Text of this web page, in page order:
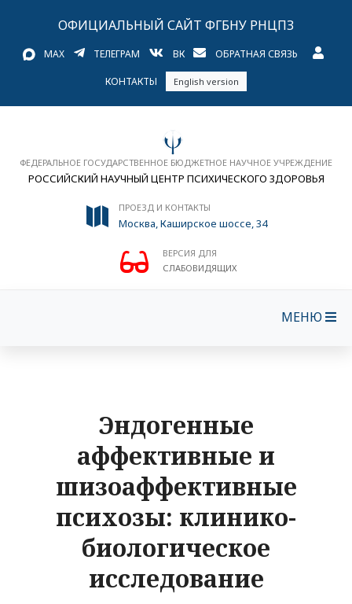
ОФИЦИАЛЬНЫЙ САЙТ ФГБНУ РНЦПЗ
MAX ТЕЛЕГРАМ ВК ОБРАТНАЯ СВЯЗЬ
КОНТАКТЫ English version
ФЕДЕРАЛЬНОЕ ГОСУДАРСТВЕННОЕ БЮДЖЕТНОЕ НАУЧНОЕ УЧРЕЖДЕНИЕ
РОССИЙСКИЙ НАУЧНЫЙ ЦЕНТР ПСИХИЧЕСКОГО ЗДОРОВЬЯ
ПРОЕЗД И КОНТАКТЫ
Москва, Каширское шоссе, 34
ВЕРСИЯ ДЛЯ
СЛАБОВИДЯЩИХ
МЕНЮ
Эндогенные
аффективные и
шизоаффективные
психозы: клинико-
биологическое
исследование